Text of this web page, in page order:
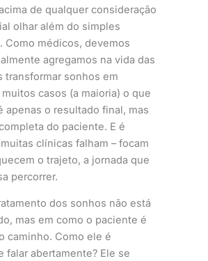
de qualquer consideração
olhar além do simples
Como médicos, devemos
agregamos na vida das
transformar sonhos em
casos (a maioria) o que
apenas o resultado final, mas
do paciente. E é
clínicas falham – focam
o trajeto, a jornada que
percorrer.
dos sonhos não está
mas em como o paciente é
caminho. Como ele é
falar abertamente? Ele se